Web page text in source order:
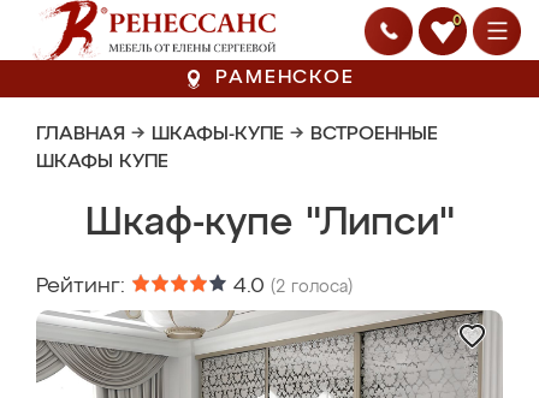
0
РАМЕНСКОЕ
ГЛАВНАЯ → ШКАФЫ-КУПЕ → ВСТРОЕННЫЕ
ШКАФЫ КУПЕ
Шкаф-купе "Липси"
Рейтинг: 4.0 (2 голоса)